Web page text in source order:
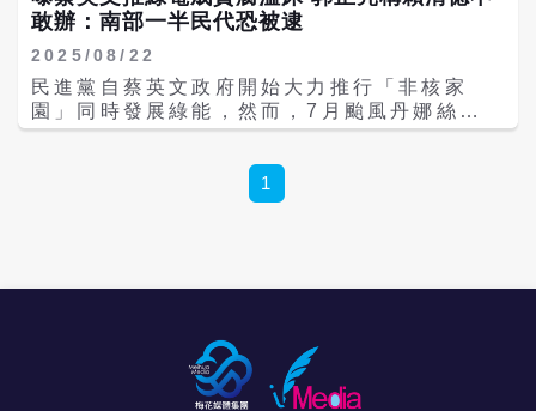
對4000萬元借款提出完整回應，因此這筆錢的
實際用途、是否進入鄭朝方競選體系，及後續
是否清償，都還停留在單方說法階段。 郭正
亮、謝寒冰、侯漢廷早已關注鄭家爭議 事實
上，在吳子嘉這波金流爆料之前，鄭朝方的家
族背景與土地爭議早已成為政論節目討論題
提醒藍營不能低估鄭朝方的競爭力。他認為鄭
朝方擁有竹北市長身分，竹北又有大量科技業
點，是國民黨無論由徐欣瑩或陳見賢出線，都
謝寒冰、侯漢廷等人也相繼談到鄭家相關問
題。侯漢廷從選戰角度認為，若鄭朝方代表民
容忍標準遭質疑雙標 酒駕議題在此次民進黨議
員初選中也備受矚目，原先黃偵琳爭取代表民
進黨參選高雄市議員，但在初選前因被發現酒
駕事實，在綠營支持者的圍攻下宣布退選；不
過與黃偵琳的待遇不同，投入民進黨台北市議
值高達0.67，當時因鬧上媒體版面，辭去台北
市廉政委員，結果今年卻完整地參加完初選，
是酒測值不得達0.25以上、未拒測，酒駕之後
黃國昌曾指出，民眾黨酒駕零容忍，在提名規
範上，有關酒駕規範比現行執政黨民進黨嚴格
10倍以上，根據民眾黨的提名規範，酒駕零容
不副署與不公布法案的決定，化解預算無法付
序：二分之一成案、三分之二過關門檻高 針對
在野黨發起的彈劾案，郭正亮分析了法律層面
的執行難度；郭正亮指出，在成案門檻上，只
依法邀請總統到委員會進行說明。但「我保證
「不同意意見書」 除了彈劾程序，郭正也談及
憲法法庭宣布憲訴法違憲一事。他表示，現有
敢辦：南部一半民代恐被逮
2025/08/22
民進黨自蔡英文政府開始大力推行「非核家
園」同時發展綠能，然而，7月颱風丹娜絲重
創南台灣，導致光電板遭到嚴重破壞；美國總
源是「世紀騙局」，上述情況都加深國人對政
府能源政策的疑慮。對此，前立委郭正亮表
何風力發電或損害農田的太陽能計畫，美國的
愚蠢時代已經結束了。郭正亮21日在網路節目
《大新聞大爆卦》認為，川普之所以批評綠
1